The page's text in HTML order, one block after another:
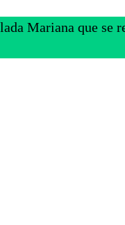
Mariana que